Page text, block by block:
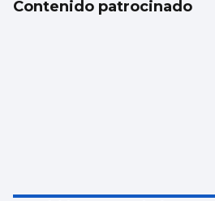
Contenido patrocinado